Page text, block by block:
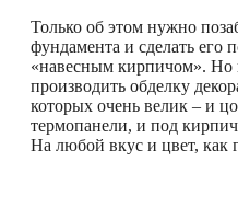
Только об этом нужно
фундамента и сделать его
«навесным кирпичом». Но
производить обделку
которых очень велик – и
термопанели, и под
На любой вкус и цвет, как